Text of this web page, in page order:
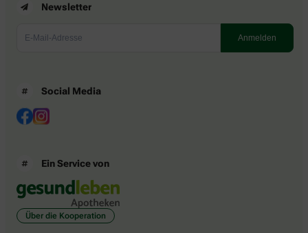
Newsletter
Social Media
Ein Service von
Über die Kooperation